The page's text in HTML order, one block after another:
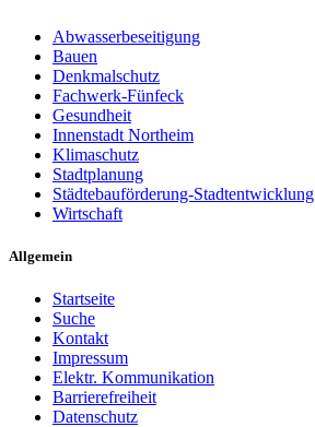
Abwasserbeseitigung
Bauen
Denkmalschutz
Fachwerk-Fünfeck
Gesundheit
Innenstadt Northeim
Klimaschutz
Stadtplanung
Städtebauförderung-Stadtentwicklung
Wirtschaft
Allgemein
Startseite
Suche
Kontakt
Impressum
Elektr. Kommunikation
Barrierefreiheit
Datenschutz